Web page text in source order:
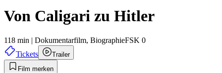
Von Caligari zu Hitler
118 min | Dokumentarfilm, BiographieFSK 0
Tickets
Trailer
Film merken